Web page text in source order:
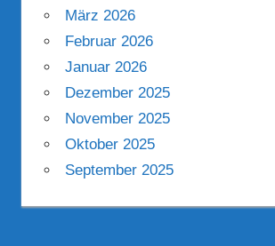
März 2026
Februar 2026
Januar 2026
Dezember 2025
November 2025
Oktober 2025
September 2025